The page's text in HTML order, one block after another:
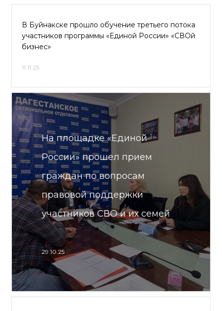
В Буйнакске прошло обучение третьего потока
участников программы «Единой России» «СВОй
бизнес»
11.11.25
На площадке «Единой
России» прошел прием
граждан по вопросам
правовой поддержки
участников СВО и их семей
29.10.25